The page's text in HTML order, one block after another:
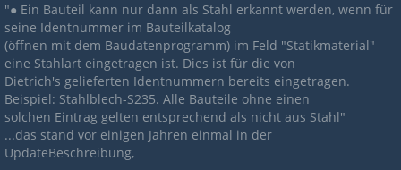
"● Ein Bauteil kann nur dann als Stahl erkannt werden, wenn für
seine Identnummer im Bauteilkatalog
(öffnen mit dem Baudatenprogramm) im Feld "Statikmaterial"
eine Stahlart eingetragen ist. Dies ist für die von
Dietrich's gelieferten Identnummern bereits eingetragen.
Beispiel: Stahlblech-S235. Alle Bauteile ohne einen
solchen Eintrag gelten entsprechend als nicht aus Stahl"
...das stand vor einigen Jahren einmal in der
UpdateBeschreibung,